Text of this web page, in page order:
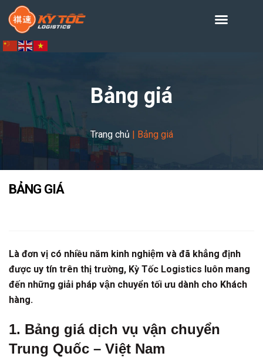
Bảng giá
Trang chủ | Bảng giá
BẢNG GIÁ
Là đơn vị có nhiều năm kinh nghiệm và đã khẳng định
được uy tín trên thị trường, Kỳ Tốc Logistics luôn mang
đến những giải pháp vận chuyển tối ưu dành cho Khách
hàng.
1. Bảng giá dịch vụ vận chuyển
Trung Quốc – Việt Nam